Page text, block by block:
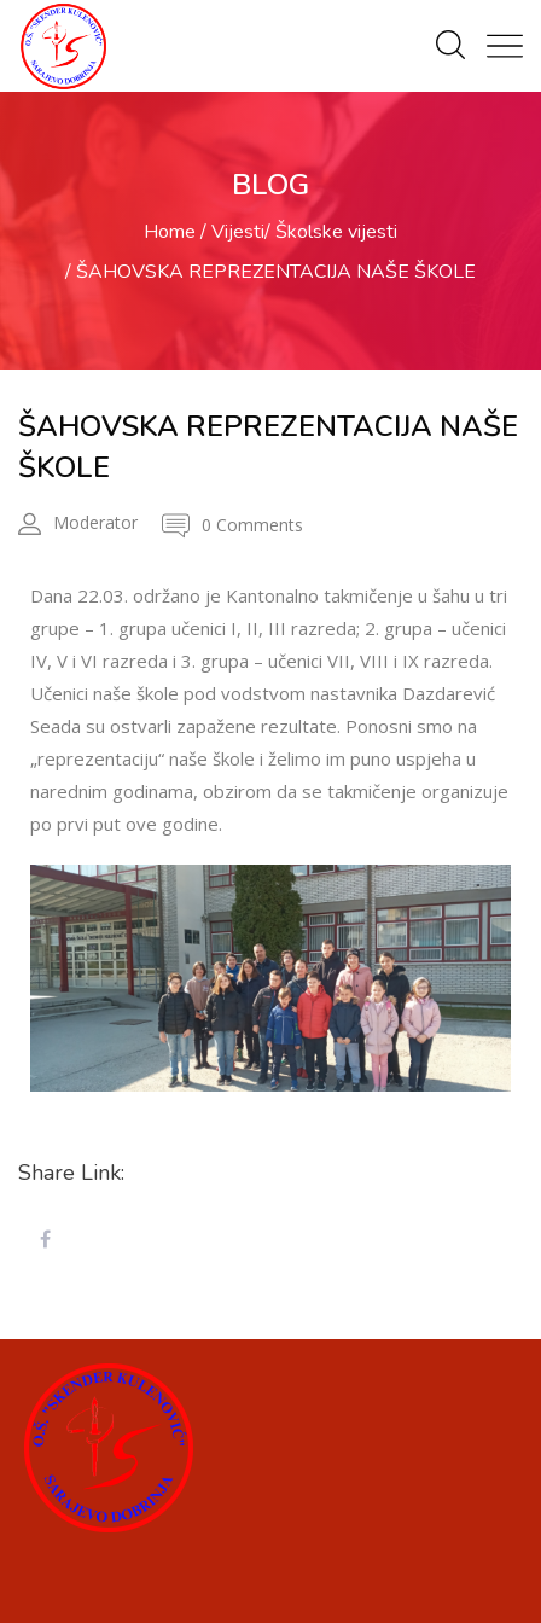
BLOG
Home Vijesti Školske vijesti
ŠAHOVSKA REPREZENTACIJA NAŠE ŠKOLE
ŠAHOVSKA REPREZENTACIJA NAŠE
ŠKOLE
Moderator 0 Comments
Dana 22.03. održano je Kantonalno takmičenje u šahu u tri
grupe – 1. grupa učenici I, II, III razreda; 2. grupa – učenici
IV, V i VI razreda i 3. grupa – učenici VII, VIII i IX razreda.
Učenici naše škole pod vodstvom nastavnika Dazdarević
Seada su ostvarli zapažene rezultate. Ponosni smo na
„reprezentaciju“ naše škole i želimo im puno uspjeha u
narednim godinama, obzirom da se takmičenje organizuje
po prvi put ove godine.
Share Link: